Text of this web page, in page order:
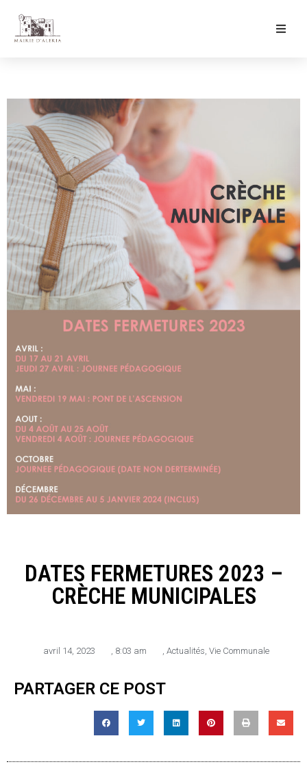
Culture & Loisirs
DATES FERMETURES 2023 –
CRÈCHE MUNICIPALES
avril 14, 2023 , 8:03 am , Actualités, Vie Communale
PARTAGER CE POST